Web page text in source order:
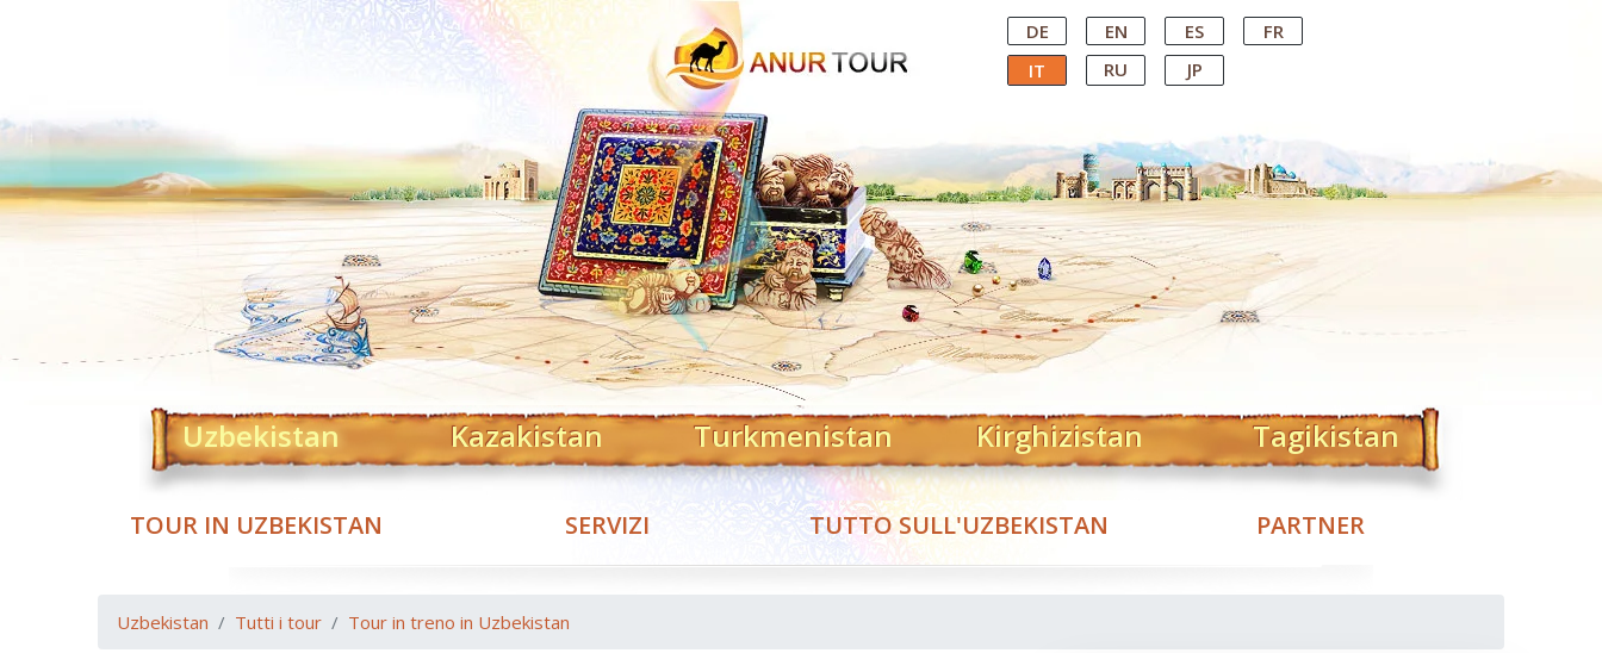
Central Asian Tour Operator DE EN ES
FR
IT
RU JP
Uzbekistan Kazakistan Turkmenistan Kirghizistan Tagikistan
TOUR IN UZBEKISTAN SERVIZI TUTTO SULL'UZBEKISTAN PARTNER
Uzbekistan Tutti i tour Tour in treno in Uzbekistan